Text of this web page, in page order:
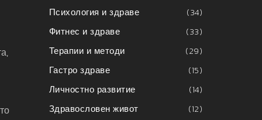
Психология и здраве
(34)
Фитнес и здраве
(33)
Терапии и методи
(29)
Гастро здраве
(15)
Личностно развитие
(14)
Здравословен живот
(12)